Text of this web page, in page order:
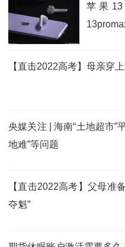
苹果
【直击2022高考】母亲穿
央媒关注 | 海南“土地超市”
地难”等问题
【直击2022高考】父母准
夺魁”